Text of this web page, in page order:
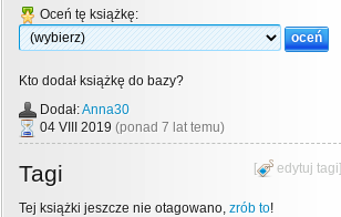
Oceń tę książkę:
Kto dodał książkę do bazy?
Dodał:Anna30
04 VIII 2019 (ponad 7 lat temu)
[ edytuj tagi]
Tagi
Tej książki jeszcze nie otagowano, zrób to!